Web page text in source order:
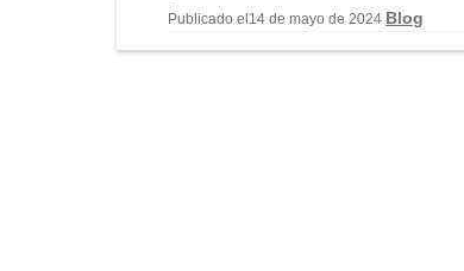
Publicado el14 de mayo de 2024 Blog